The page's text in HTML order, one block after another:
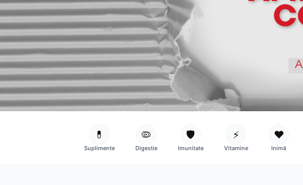
💊
Suplimente
🦠
Digestie
🛡️
Imunitate
⚡
Vitamine
❤️
Inimă